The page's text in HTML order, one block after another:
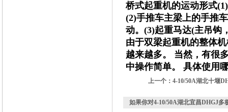
桥式起重机的运动形式
(2)手推车主梁上的手推
动。(3)起重马达(主吊钩
由于双梁起重机的整体
越来越多。 当然，有很
中操作简单。 具体使用
上一个： 4-10/50A湖北十堰
如果你对4-10/50A湖北宜昌DHGJ多